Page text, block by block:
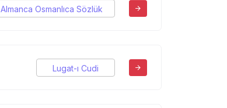
Almanca Osmanlıca Sözlük
Lugat-ı Cudi